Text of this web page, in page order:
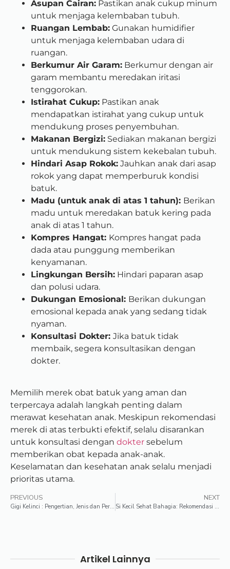
Asupan Cairan: Pastikan anak cukup minum
untuk menjaga kelembaban tubuh.
Ruangan Lembab: Gunakan humidifier
untuk menjaga kelembaban udara di
ruangan.
Berkumur Air Garam: Berkumur dengan air
garam membantu meredakan iritasi
tenggorokan.
Istirahat Cukup: Pastikan anak
mendapatkan istirahat yang cukup untuk
mendukung proses penyembuhan.
Makanan Bergizi: Sediakan makanan bergizi
untuk mendukung sistem kekebalan tubuh.
Hindari Asap Rokok: Jauhkan anak dari asap
rokok yang dapat memperburuk kondisi
batuk.
Madu (untuk anak di atas 1 tahun): Berikan
madu untuk meredakan batuk kering pada
anak di atas 1 tahun.
Kompres Hangat: Kompres hangat pada
dada atau punggung memberikan
kenyamanan.
Lingkungan Bersih: Hindari paparan asap
dan polusi udara.
Dukungan Emosional: Berikan dukungan
emosional kepada anak yang sedang tidak
nyaman.
Konsultasi Dokter: Jika batuk tidak
membaik, segera konsultasikan dengan
dokter.
Memilih merek obat batuk yang aman dan
terpercaya adalah langkah penting dalam
merawat kesehatan anak. Meskipun rekomendasi
merek di atas terbukti efektif, selalu disarankan
untuk konsultasi dengan dokter sebelum
memberikan obat kepada anak-anak.
Keselamatan dan kesehatan anak selalu menjadi
prioritas utama.
PREVIOUS
Gigi Kelinci : Pengertian, Jenis dan Perawatannya!
NEXT
Si Kecil Sehat Bahagia: Rekomendasi Obat Penurun Panas Anak yang Bagus
Artikel Lainnya